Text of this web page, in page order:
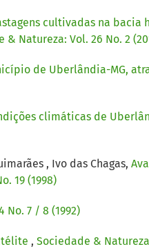
cultivadas na bacia
& Natureza: Vol. 26 No. 2
de Uberlândia-MG,
climáticas de
, Ivo das Chagas,
19 (1998)
No. 7 / 8 (1992)
, Sociedade &